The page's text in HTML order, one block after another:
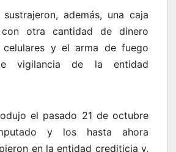
además, una caja
otra cantidad de dinero
celulares y el arma de fuego
vigilancia de la entidad
el pasado 21 de octubre
y los hasta ahora
en la entidad crediticia y,